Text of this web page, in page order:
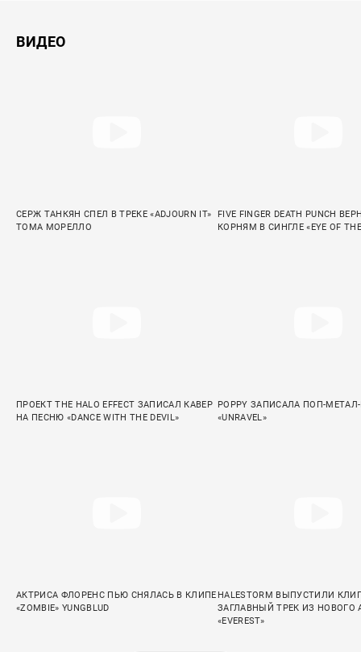
ВИДЕО
СЕРЖ ТАНКЯН СПЕЛ В ТРЕКЕ «ADJOURN IT»
ТОМА МОРЕЛЛО
FIVE FINGER DEATH PUNCH
КОРНЯМ В СИНГЛЕ «EYE OF
ПРОЕКТ THE HALO EFFECT ЗАПИСАЛ КАВЕР
НА ПЕСНЮ «DANCE WITH THE DEVIL»
POPPY ЗАПИСАЛА ПОП-
«UNRAVEL»
АКТРИСА ФЛОРЕНС ПЬЮ СНЯЛАСЬ В КЛИПЕ
«ZOMBIE» YUNGBLUD
HALESTORM ВЫПУСТИЛИ
ЗАГЛАВНЫЙ ТРЕК ИЗ НОВОГО
«EVEREST»